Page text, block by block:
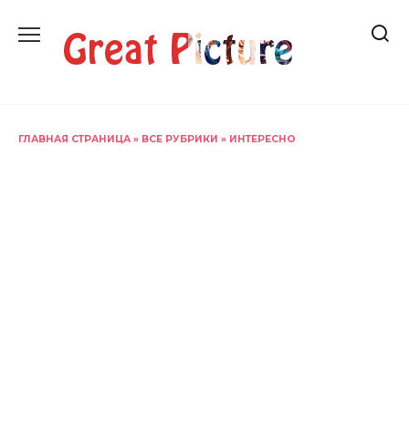
содержанию
ГЛАВНАЯ СТРАНИЦА » ВСЕ РУБРИКИ » ИНТЕРЕСНО